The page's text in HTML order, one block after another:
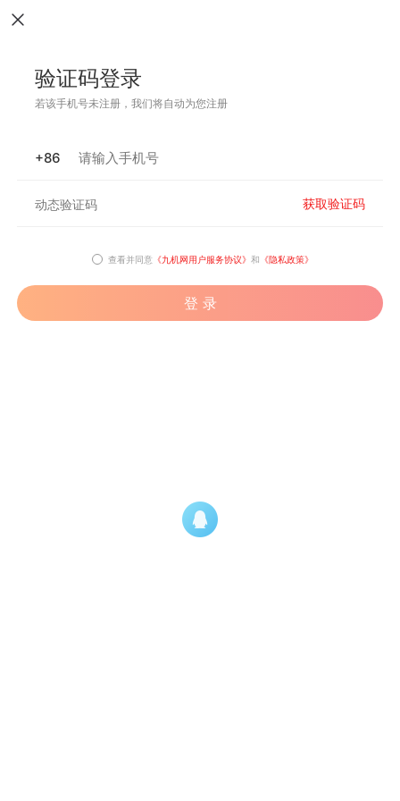
验证码登录
若该手机号未注册，我们将自动为您注册
+86
获取验证码
查看并同意 《九机网用户服务协议》 和 《隐私政策》
登 录